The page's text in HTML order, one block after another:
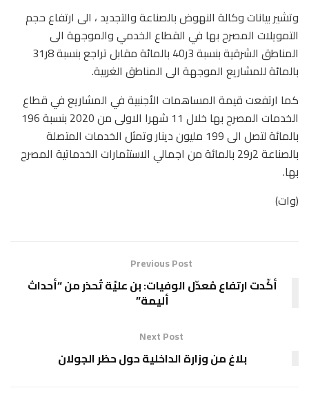
وتشير بيانات وكالة النهوض بالصناعة والتجديد ، الى ارتفاع حجم
التمويلات المصرح بها في القطاع الخدمي والموجهة الى
المناطق الشرقية بنسبة 3ر40 بالمائة مقابل تراجع بنسبة 8ر31
بالمائة للمشاريع الموجهة الى المناطق الغربية.
كما ارتفعت قيمة المساهمات الأجنبية في المشاريع في قطاع
الخدمات المصرح بها خلال 11 شهرا الاولى من 2020 بنسبة 196
بالمائة لتصل الى 199 مليون دينار وتمثل الخدمات المتصلة
بالصناعة 2ر29 بالمائة من اجمالي الاستثمارات الخدماتية المصرح
بها.
(وات)
Previous Post
أكّدت ارتفاع مُعدّل الوفيات: بن عليّة تُحذر من “أحداث
أليمة”
Next Post
بلاغ من وزارة الداخلية حول حظر الجولان